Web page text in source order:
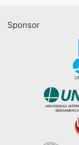
Sponsor